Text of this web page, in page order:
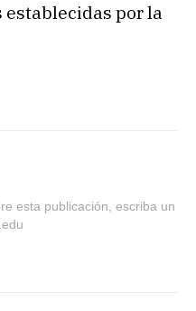
establecidas por la
esta publicación, escriba un